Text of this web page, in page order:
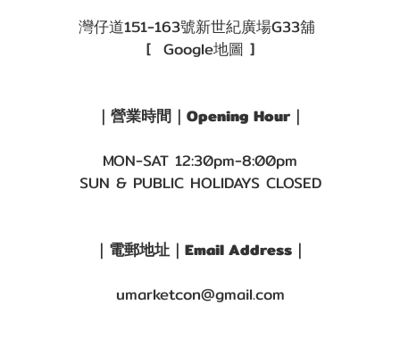
灣仔道151-163號新世紀廣場G33舖
[ Google地圖 ]
｜營業時間｜Opening Hour｜
MON-SAT 12:30pm-8:00pm
SUN & PUBLIC HOLIDAYS CLOSED
｜電郵地址｜Email Address｜
umarketcon@gmail.com